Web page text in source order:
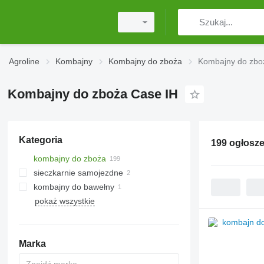
Agroline Kombajny Kombajny do zboża Kombajny do
Kombajny do zboża Case IH
Kategoria
kombajny do zboża
sieczkarnie samojezdne
kombajny do bawełny
pokaż wszystkie
Marka
199